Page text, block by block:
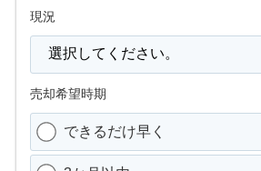
現況
売却希望時期
できるだけ早く